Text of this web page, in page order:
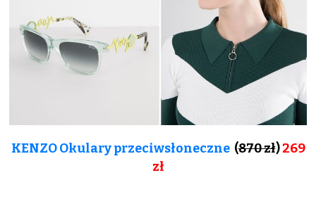
KENZO Okulary przeciwsłoneczne(870 zł)269
zł